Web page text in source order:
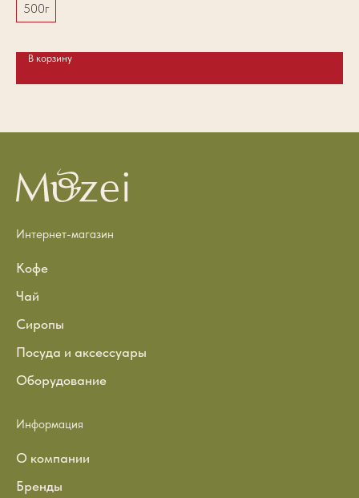
500г
В корзину
Информация
О компании
Бренды
Интернет-магазин
Кофе
Чай
Сиропы
Посуда и аксессуары
Оборудование